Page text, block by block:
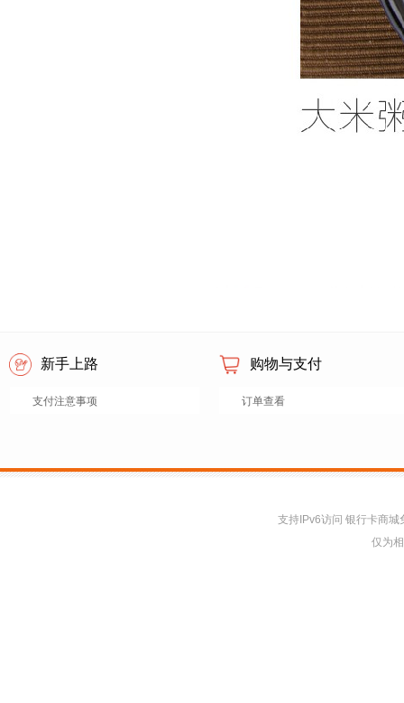
新手上路
支付注意事项
购物与支付
订单查看
支持IPv6访问 银行卡商
仅为